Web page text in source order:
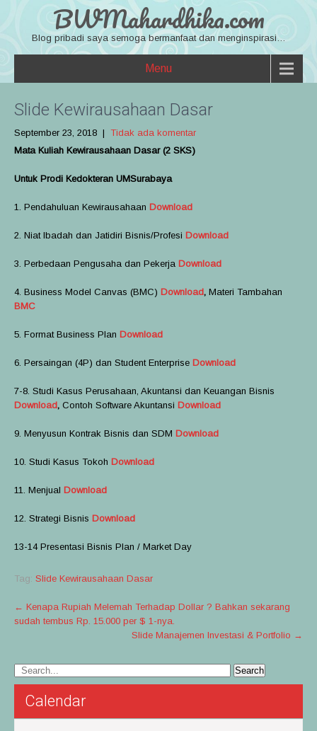
BWMahardhika.com
Blog pribadi saya semoga bermanfaat dan menginspirasi…
Menu
Slide Kewirausahaan Dasar
September 23, 2018 | Tidak ada komentar
Mata Kuliah Kewirausahaan Dasar (2 SKS)
Untuk Prodi Kedokteran UMSurabaya
1. Pendahuluan Kewirausahaan Download
2. Niat Ibadah dan Jatidiri Bisnis/Profesi Download
3. Perbedaan Pengusaha dan Pekerja Download
4. Business Model Canvas (BMC) Download, Materi Tambahan
BMC
5. Format Business Plan Download
6. Persaingan (4P) dan Student Enterprise Download
7-8. Studi Kasus Perusahaan, Akuntansi dan Keuangan Bisnis
Download, Contoh Software Akuntansi Download
9. Menyusun Kontrak Bisnis dan SDM Download
10. Studi Kasus Tokoh Download
11. Menjual Download
12. Strategi Bisnis Download
13-14 Presentasi Bisnis Plan / Market Day
Tag: Slide Kewirausahaan Dasar
Post
navigation
← Kenapa Rupiah Melemah Terhadap Dollar ? Bahkan sekarang
sudah tembus Rp. 15.000 per $ 1-nya.
Slide Manajemen Investasi & Portfolio →
Calendar